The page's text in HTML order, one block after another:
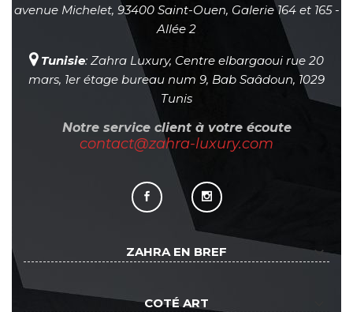
avenue Michelet, 93400 Saint-Ouen, Galerie 164 et 165 -
Allée 2
Tunisie: Zahra Luxury, Centre elbargaoui rue 20
mars, 1er étage bureau num 9, Bab Saâdoun, 1029
Tunis
Notre service client à votre écoute
contact@zahra-luxury.com
ZAHRA EN BREF keyboard_arrow_down
COTÉ ART